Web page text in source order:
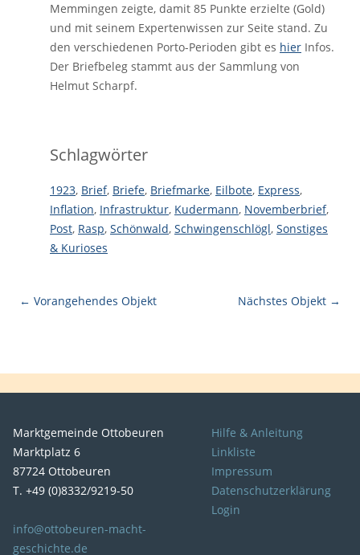
Memmingen zeigte, damit 85 Punkte erzielte (Gold)
und mit seinem Expertenwissen zur Seite stand. Zu
den verschiedenen Porto-Perioden gibt es hier Infos.
Der Briefbeleg stammt aus der Sammlung von
Helmut Scharpf.
Schlagwörter
1923, Brief, Briefe, Briefmarke, Eilbote, Express,
Inflation, Infrastruktur, Kudermann, Novemberbrief,
Post, Rasp, Schönwald, Schwingenschlögl, Sonstiges
& Kurioses
← Vorangehendes Objekt Nächstes Objekt →
Marktgemeinde Ottobeuren
Marktplatz 6
87724 Ottobeuren
T. +49 (0)8332/9219-50
info@ottobeuren-macht-
geschichte.de
Hilfe & Anleitung
Linkliste
Impressum
Datenschutzerklärung
Login